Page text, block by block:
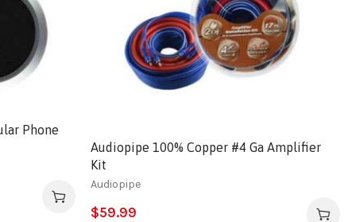
Phone
Audiopipe 100% Copper #4 Ga Amplifier
Kit
Audiopipe
$59.99